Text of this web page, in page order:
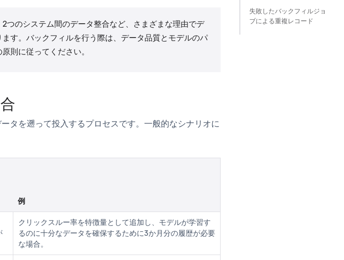
つのシステム間のデータ整合など、さまざまな理由でデ
す。バックフィルを行う際は、データ品質とモデルのパ
則に従ってください。
タを遡って投入するプロセスです。一般的なシナリオに
例
クリックスルー率を特徴量として追加し、モデルが学習す
るのに十分なデータを確保するために3か月分の履歴が必要
な場合。
失敗したバックフィルジョ
ブによる重複レコード